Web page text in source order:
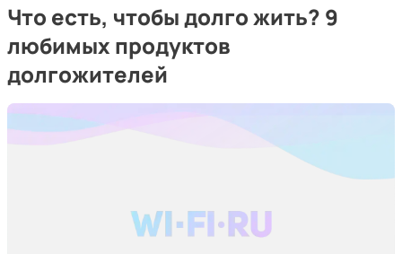
Что есть, чтобы долго жить? 9
любимых продуктов
долгожителей